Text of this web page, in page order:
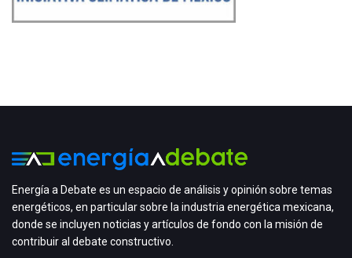
Energía a Debate es un espacio de análisis y opinión sobre temas
energéticos, en particular sobre la industria energética mexicana,
donde se incluyen noticias y artículos de fondo con la misión de
contribuir al debate constructivo.